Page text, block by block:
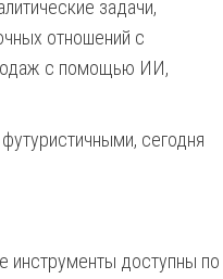
задачи,
отношений с
с помощью ИИ,
сегодня
инструменты доступны по